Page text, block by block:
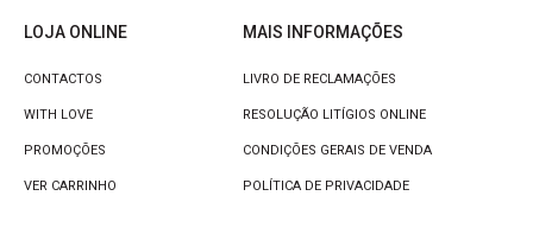
LOJA ONLINE
CONTACTOS
WITH LOVE
PROMOÇÕES
VER CARRINHO
MAIS INFORMAÇÕES
LIVRO DE RECLAMAÇÕES
RESOLUÇÃO LITÍGIOS ONLINE
CONDIÇÕES GERAIS DE VENDA
POLÍTICA DE PRIVACIDADE